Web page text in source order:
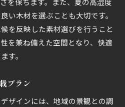
折々の変化を感じるテラスデ
感じる配置工夫
る屋外リビング
トに対応した設計
い木材を選ぶことも大切です。
を反映した素材選びを行うこと
を兼ね備えた空間となり、快適
す。
プラン
ザインには、地域の景観との調